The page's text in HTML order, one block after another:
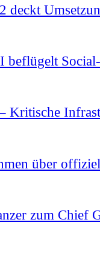
deckt
beflügelt
über
zum Chief